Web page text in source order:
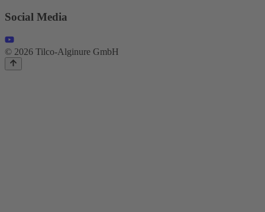
Social Media
© 2026 Tilco-Alginure GmbH